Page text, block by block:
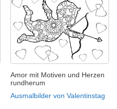
Amor mit Motiven und Herzen
rundherum
Ausmalbilder von Valentinstag